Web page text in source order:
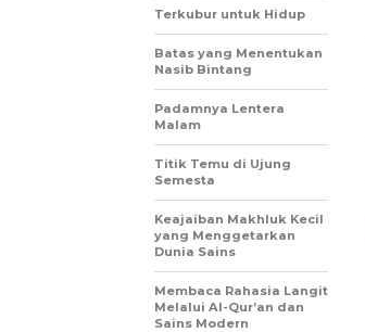
Terkubur untuk Hidup
Batas yang Menentukan
Nasib Bintang
Padamnya Lentera
Malam
Titik Temu di Ujung
Semesta
Keajaiban Makhluk Kecil
yang Menggetarkan
Dunia Sains
Membaca Rahasia Langit
Melalui Al-Qur’an dan
Sains Modern